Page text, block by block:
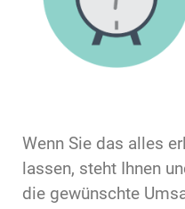
Wenn Sie das alles
lassen, steht Ihnen
die gewünschte